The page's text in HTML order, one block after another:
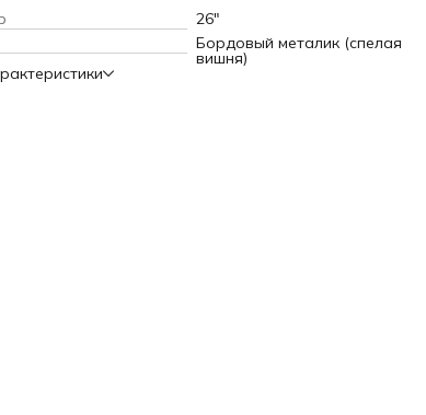
26"
Бордовый металик (спелая
вишня)